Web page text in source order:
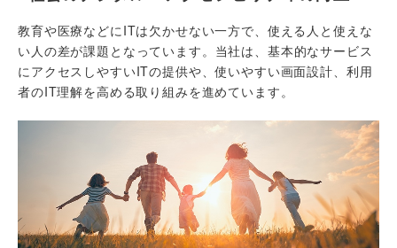
教育や医療などにITは欠かせない一方で、使える人と使えな
い人の差が課題となっています。当社は、基本的なサービス
にアクセスしやすいITの提供や、使いやすい画面設計、利用
者のIT理解を高める取り組みを進めています。